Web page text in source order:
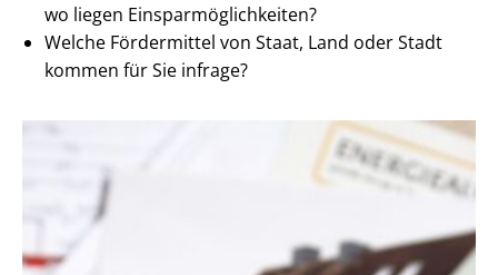
wo liegen Ein­spar­mög­lich­kei­ten?
Welche Fördermittel von Staat, Land oder Stadt
kommen für Sie infrage?